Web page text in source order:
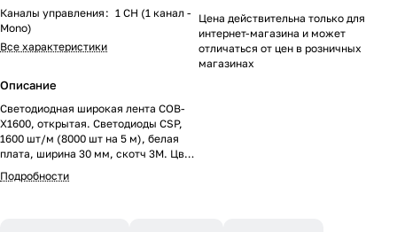
Каналы управления : 1 CH (1 канал -
Mono)
Все характеристики
Описание
Светодиодная широкая лента COB-
X1600, открытая. Светодиоды CSP,
1600 шт/м (8000 шт на 5 м), белая
плата, ширина 30 мм, скотч 3M. Цвет
ТЕПЛЫЙ 3500 K, цветопередача
CRI>90, угол 180°. Питание 24V,
Подробности
Цена действительна только для
интернет-магазина и может
отличаться от цен в розничных
магазинах